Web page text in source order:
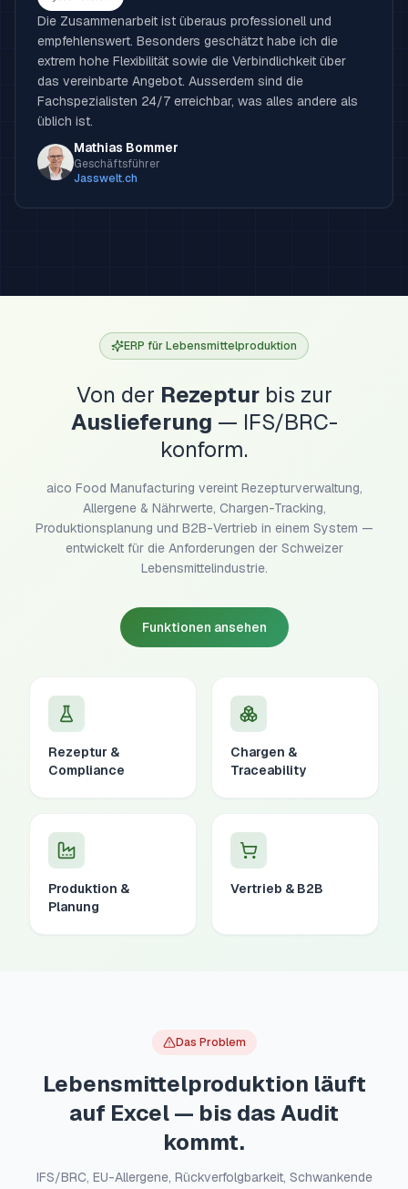
Die Zusammenarbeit ist überaus professionell und
empfehlenswert. Besonders geschätzt habe ich die
extrem hohe Flexibilität sowie die Verbindlichkeit über
das vereinbarte Angebot. Ausserdem sind die
Fachspezialisten 24/7 erreichbar, was alles andere als
üblich ist.
Mathias Bommer
Geschäftsführer
Jasswelt.ch
ERP für Lebensmittelproduktion
Von der Rezepturbis zur
Auslieferung — IFS/BRC-
konform.
aico Food Manufacturing vereint Rezepturverwaltung,
Allergene & Nährwerte, Chargen-Tracking,
Produktionsplanung und B2B-Vertrieb in einem System —
entwickelt für die Anforderungen der Schweizer
Lebensmittelindustrie.
Funktionen ansehen
Rezeptur &
Compliance
Chargen &
Traceability
Produktion &
Planung
Vertrieb & B2B
Das Problem
Lebensmittelproduktion läuft
auf Excel — bis das Audit
kommt.
IFS/BRC, EU-Allergene, Rückverfolgbarkeit, Schwankende